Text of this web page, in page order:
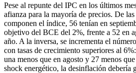
Pese al repunte del IPC en los últimos
afianza para la mayoría de precios. De
componen el índice, 56 tenían en
objetivo del BCE del 2%, frente a 52 en
año. A la inversa, se incrementa el
con tasas de crecimiento superiores al
una menos que en agosto y 27 menos
shock energético, la desinflación debería